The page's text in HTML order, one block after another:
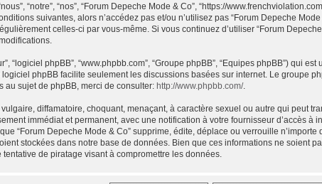
“notre”, “nos”, “Forum Depeche Mode & Co”, “https://
suivantes, alors n’accédez pas et/ou n’utilisez pas “Forum Depeche
celles-ci par vous-même. Si vous continuez d’utiliser “Forum
“logiciel phpBB”, “www.phpbb.com”, “Groupe phpBB”, “Equipes phpBB”) qui
logiciel phpBB facilite seulement les discussions basées sur internet. Le groupe
au sujet de phpBB, merci de consulter: http://www.phpbb.com/.
diffamatoire, choquant, menaçant, à caractère sexuel ou autre qui peut
immédiat et permanent, avec une notification à votre fournisseur d’accès à
“Forum Depeche Mode & Co” supprime, édite, déplace ou verrouille
stockées dans notre base de données. Bien que ces informations ne soient
de piratage visant à compromettre les données.